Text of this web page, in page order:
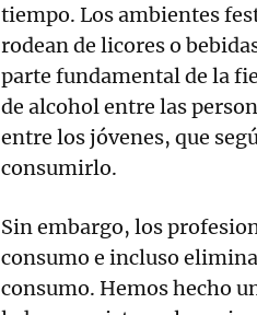
tiempo. Los ambientes
rodean de licores o
parte fundamental de la
de alcohol entre las
entre los jóvenes, que
consumirlo.
Sin embargo, los
consumo e incluso
consumo. Hemos hecho